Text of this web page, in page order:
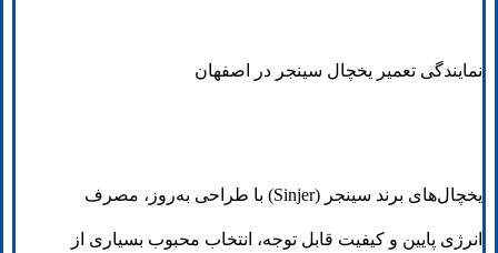
نمایندگی تعمیر یخچال سینجر در اصفهان
یخچال‌های برند سینجر (Sinjer) با طراحی به‌روز، مصرف
انرژی پایین و کیفیت قابل توجه، انتخاب محبوب بسیاری از